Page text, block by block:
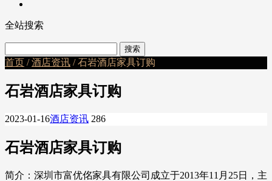
全站搜索
首页 /酒店资讯 / 石岩酒店家具订购
石岩酒店家具订购
2023-01-16酒店资讯 286
石岩酒店家具订购
简介：深圳市富优佲家具有限公司成立于2013年11月25日，主